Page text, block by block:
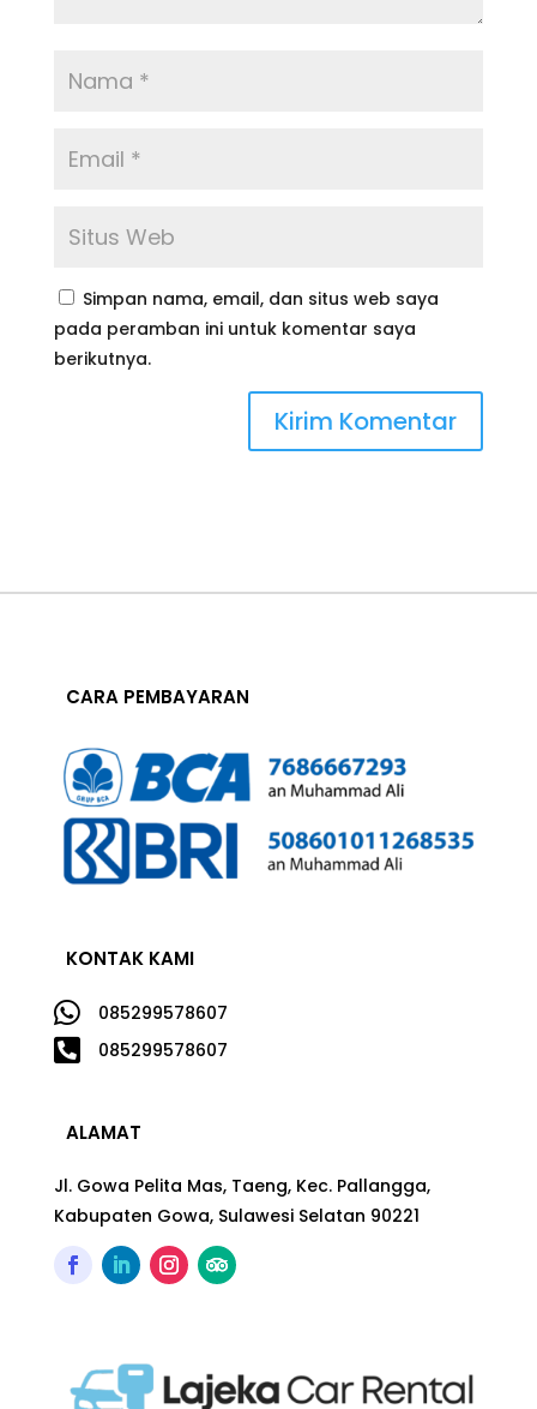
Simpan nama, email, dan situs web saya
pada peramban ini untuk komentar saya
berikutnya.
CARA PEMBAYARAN
KONTAK KAMI
 085299578607
 085299578607
ALAMAT
Jl. Gowa Pelita Mas, Taeng, Kec. Pallangga,
Kabupaten Gowa, Sulawesi Selatan 90221